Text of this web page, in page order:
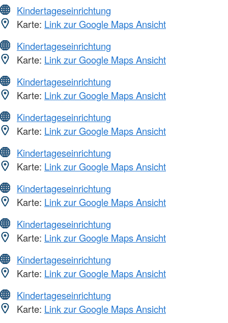
Kindertageseinrichtung
Karte: Link zur Google Maps Ansicht
Kindertageseinrichtung
Karte: Link zur Google Maps Ansicht
Kindertageseinrichtung
Karte: Link zur Google Maps Ansicht
Kindertageseinrichtung
Karte: Link zur Google Maps Ansicht
Kindertageseinrichtung
Karte: Link zur Google Maps Ansicht
Kindertageseinrichtung
Karte: Link zur Google Maps Ansicht
Kindertageseinrichtung
Karte: Link zur Google Maps Ansicht
Kindertageseinrichtung
Karte: Link zur Google Maps Ansicht
Kindertageseinrichtung
Karte: Link zur Google Maps Ansicht